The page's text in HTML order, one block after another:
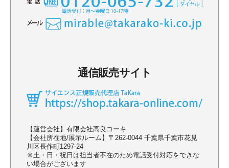
通信販売サイト
【運営会社】有限会社高良コーキ
【会社所在地/展示ルーム】〒262-0044 千葉県千葉市花見
川区長作町1297-24
※土・日・祝日は担当者不在のため電話受付対応をできな
い場合がございます